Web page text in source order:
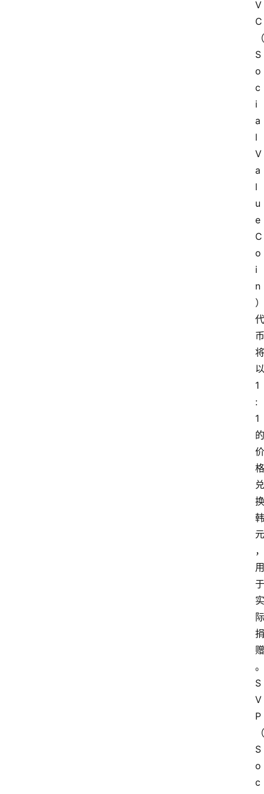
V
C
（
S
o
c
i
a
l
V
a
l
u
e
C
o
i
n
）
代
币
将
以
1
:
1
的
价
格
兑
换
韩
元
，
用
于
实
际
捐
赠
。
S
V
P
（
S
o
c